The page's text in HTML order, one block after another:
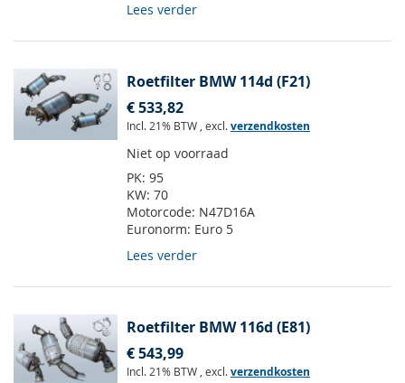
Lees verder
Roetfilter BMW 114d (F21)
€ 533,82
Incl. 21% BTW , excl.verzendkosten
Niet op voorraad
PK: 95
KW: 70
Motorcode: N47D16A
Euronorm: Euro 5
Lees verder
Roetfilter BMW 116d (E81)
€ 543,99
Incl. 21% BTW , excl.verzendkosten